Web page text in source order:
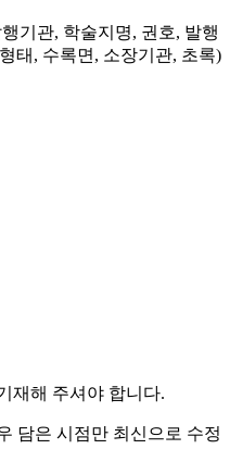
기관, 학술지명, 권호, 발행
태, 수록면, 소장기관, 초록)
재해 주셔야 합니다.
담은 시점만 최신으로 수정